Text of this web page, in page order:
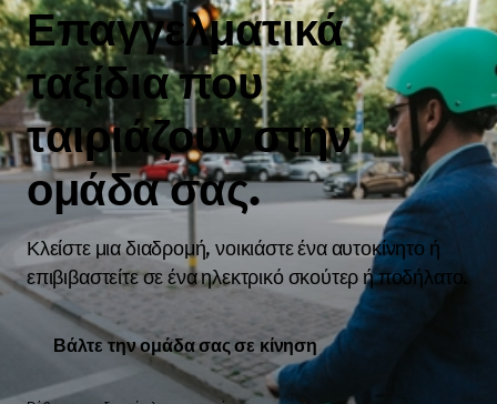
Επαγγελματικά
ταξίδια που
ταιριάζουν στην
ομάδα σας.
Κλείστε μια διαδρομή, νοικιάστε ένα αυτοκίνητο ή
επιβιβαστείτε σε ένα ηλεκτρικό σκούτερ ή ποδήλατο.
Βάλτε την ομάδα σας σε κίνηση